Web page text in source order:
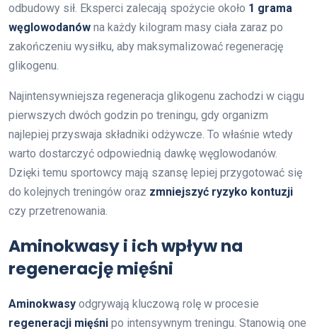
odbudowy sił. Eksperci zalecają spożycie około 1 grama
węglowodanów na każdy kilogram masy ciała zaraz po
zakończeniu wysiłku, aby maksymalizować regenerację
glikogenu.
Najintensywniejsza regeneracja glikogenu zachodzi w ciągu
pierwszych dwóch godzin po treningu, gdy organizm
najlepiej przyswaja składniki odżywcze. To właśnie wtedy
warto dostarczyć odpowiednią dawkę węglowodanów.
Dzięki temu sportowcy mają szansę lepiej przygotować się
do kolejnych treningów oraz zmniejszyć ryzyko kontuzji
czy przetrenowania.
Aminokwasy i ich wpływ na
regenerację mięśni
Aminokwasy odgrywają kluczową rolę w procesie
regeneracji mięśni po intensywnym treningu. Stanowią one